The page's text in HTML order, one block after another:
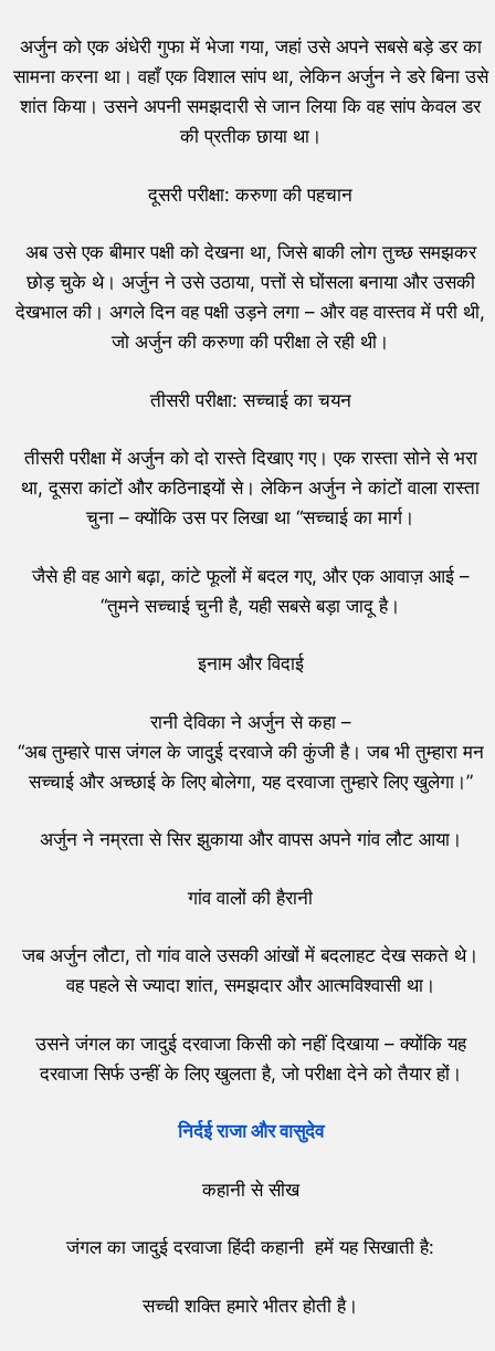
अर्जुन को एक अंधेरी गुफा में भेजा गया, जहां उसे अपने सबसे बड़े डर का
सामना करना था। वहाँ एक विशाल सांप था, लेकिन अर्जुन ने डरे बिना उसे
शांत किया। उसने अपनी समझदारी से जान लिया कि वह सांप केवल डर
की प्रतीक छाया था।
दूसरी परीक्षा: करुणा की पहचान
अब उसे एक बीमार पक्षी को देखना था, जिसे बाकी लोग तुच्छ समझकर
छोड़ चुके थे। अर्जुन ने उसे उठाया, पत्तों से घोंसला बनाया और उसकी
देखभाल की। अगले दिन वह पक्षी उड़ने लगा – और वह वास्तव में परी थी,
जो अर्जुन की करुणा की परीक्षा ले रही थी।
तीसरी परीक्षा: सच्चाई का चयन
तीसरी परीक्षा में अर्जुन को दो रास्ते दिखाए गए। एक रास्ता सोने से भरा
था, दूसरा कांटों और कठिनाइयों से। लेकिन अर्जुन ने कांटों वाला रास्ता
चुना – क्योंकि उस पर लिखा था “सच्चाई का मार्ग।
जैसे ही वह आगे बढ़ा, कांटे फूलों में बदल गए, और एक आवाज़ आई –
“तुमने सच्चाई चुनी है, यही सबसे बड़ा जादू है।
इनाम और विदाई
रानी देविका ने अर्जुन से कहा –
“अब तुम्हारे पास जंगल के जादुई दरवाजे की कुंजी है। जब भी तुम्हारा मन
सच्चाई और अच्छाई के लिए बोलेगा, यह दरवाजा तुम्हारे लिए खुलेगा।”
अर्जुन ने नम्रता से सिर झुकाया और वापस अपने गांव लौट आया।
गांव वालों की हैरानी
जब अर्जुन लौटा, तो गांव वाले उसकी आंखों में बदलाहट देख सकते थे।
वह पहले से ज्यादा शांत, समझदार और आत्मविश्वासी था।
उसने जंगल का जादुई दरवाजा किसी को नहीं दिखाया – क्योंकि यह
दरवाजा सिर्फ उन्हीं के लिए खुलता है, जो परीक्षा देने को तैयार हों।
निर्दई राजा और वासुदेव
कहानी से सीख
जंगल का जादुई दरवाजा हिंदी कहानी हमें यह सिखाती है:
सच्ची शक्ति हमारे भीतर होती है।